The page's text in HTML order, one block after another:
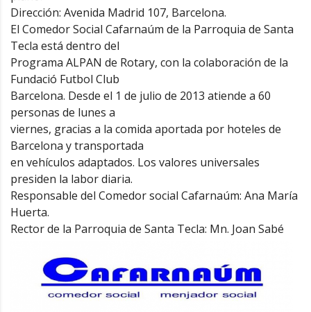
Dirección: Avenida Madrid 107, Barcelona.
El Comedor Social Cafarnaúm de la Parroquia de Santa
Tecla está dentro del
Programa ALPAN de Rotary, con la colaboración de la
Fundació Futbol Club
Barcelona. Desde el 1 de julio de 2013 atiende a 60
personas de lunes a
viernes, gracias a la comida aportada por hoteles de
Barcelona y transportada
en vehículos adaptados. Los valores universales
presiden la labor diaria.
Responsable del Comedor social Cafarnaúm: Ana María
Huerta.
Rector de la Parroquia de Santa Tecla: Mn. Joan Sabé